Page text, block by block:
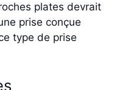
plates devrait
prise conçue
type de prise